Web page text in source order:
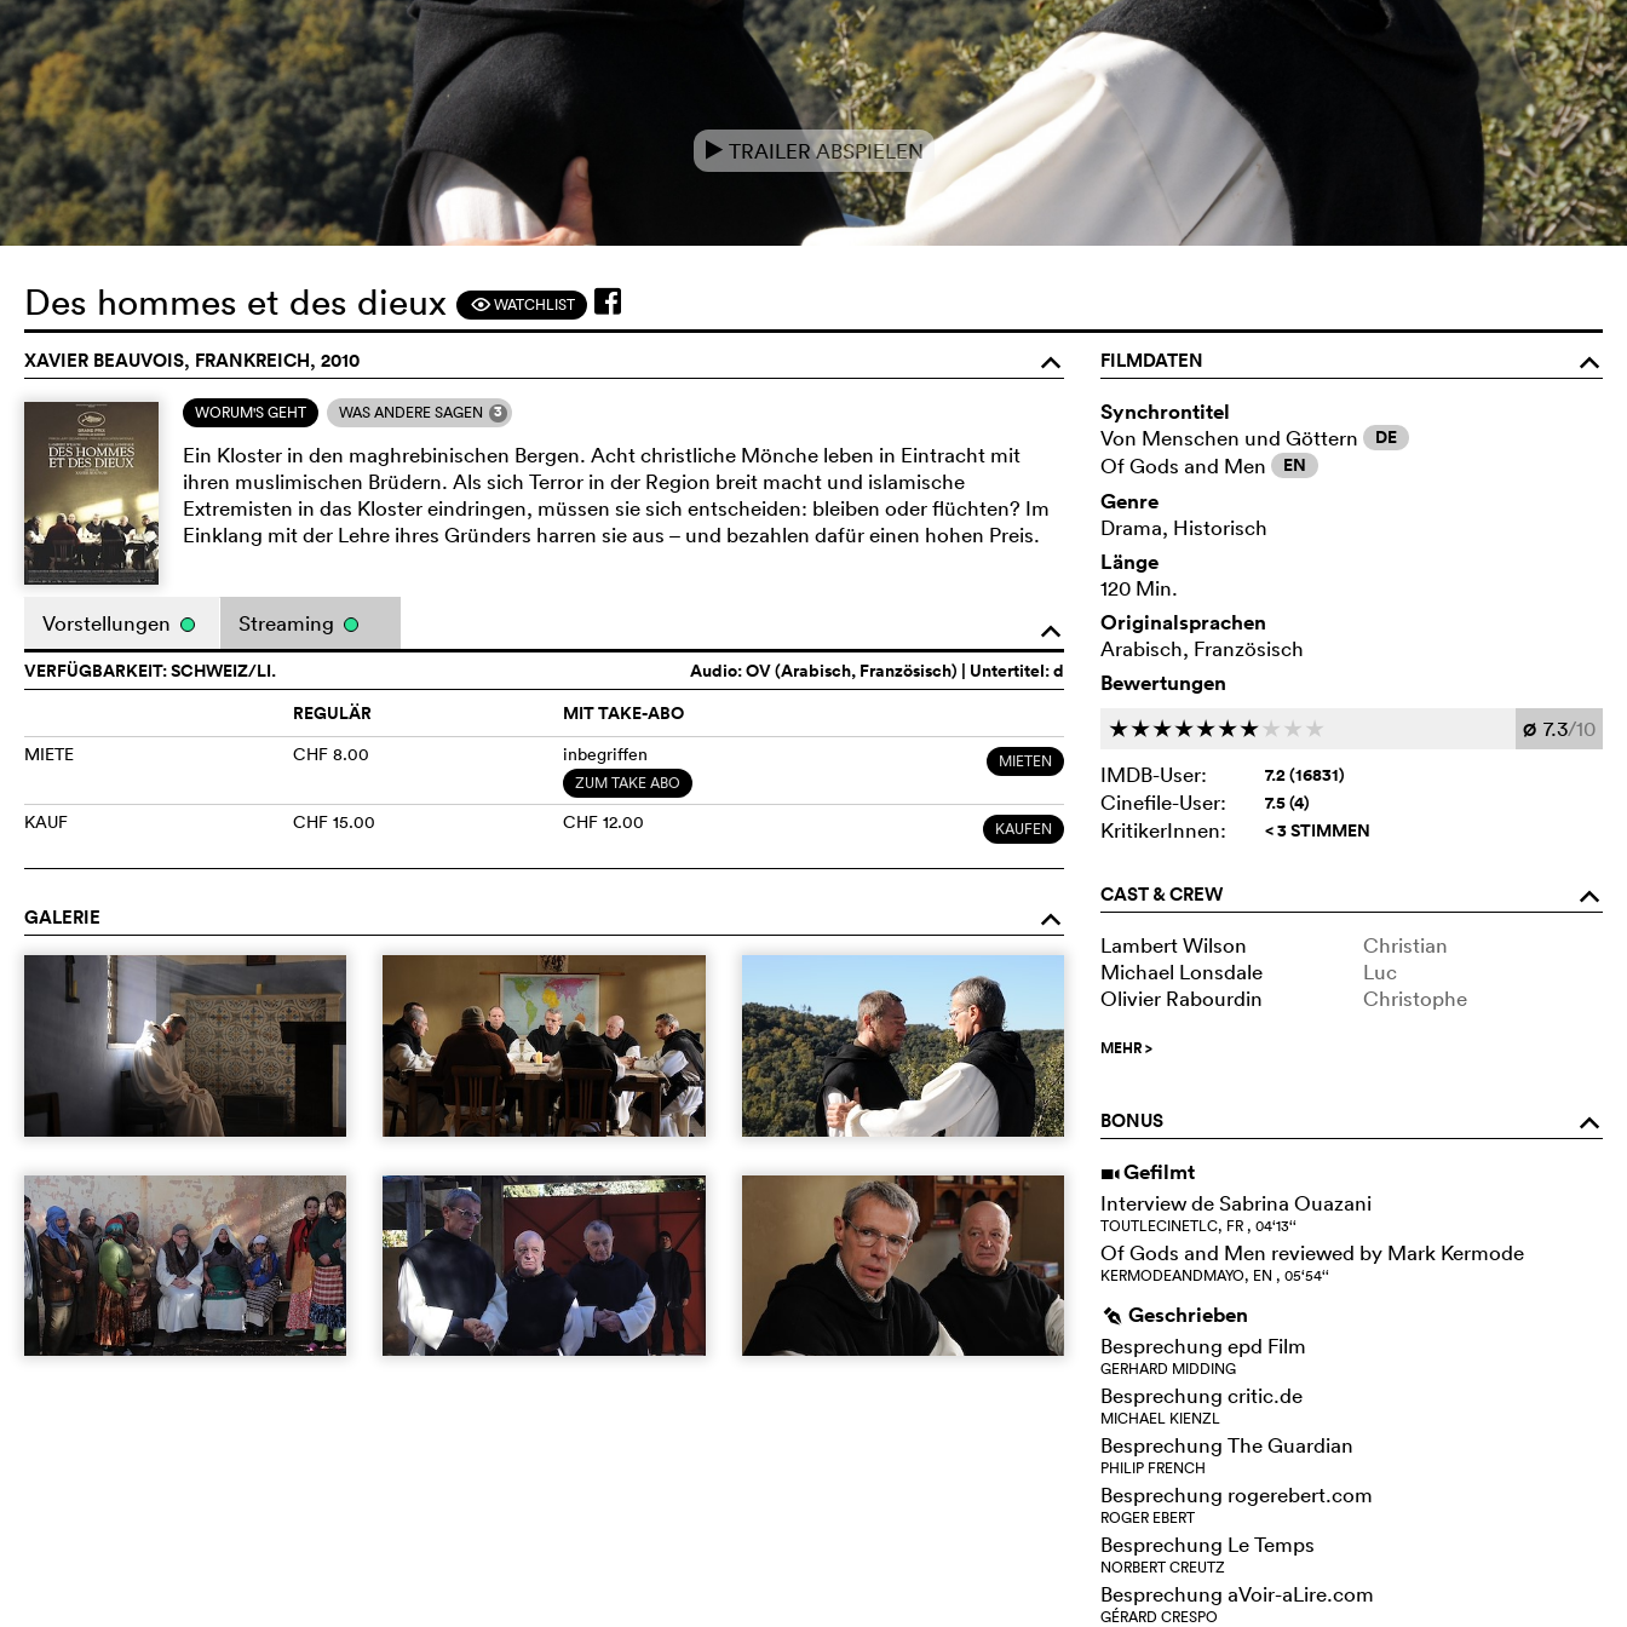
e TRAILER ABSPIELEN
Des hommes et des dieux FWATCHLIST
XAVIER BEAUVOIS, FRANKREICH, 2010 o
WORUM'S GEHT WAS ANDERE SAGEN 3
Ein Kloster in den maghrebinischen Bergen. Acht christliche Mönche leben in Eintracht mit
ihren muslimischen Brüdern. Als sich Terror in der Region breit macht und islamische
Extremisten in das Kloster eindringen, müssen sie sich entscheiden: bleiben oder flüchten? Im
Einklang mit der Lehre ihres Gründers harren sie aus – und bezahlen dafür einen hohen Preis.
o
Vorstellungen Streaming
Audio:OV (Arabisch, Französisch) | Untertitel: d
VERFÜGBARKEIT: SCHWEIZ/LI.
REGULÄR
MIT TAKE-ABO
MIETE CHF 8.00 inbegriffen
ZUM TAKE ABO
MIETEN
KAUF CHF 15.00 CHF 12.00 KAUFEN
GALERIE o
FILMDATEN
o
Synchrontitel
Von Menschen und Göttern DE
Of Gods and Men EN
Genre
Drama, Historisch
Länge
120 Min.
Originalsprachen
Arabisch, Französisch
Bewertungen
ccccccc c c c Ø 7.3/10
IMDB-User:
7.2 (16831)
Cinefile-User: 7.5 (4)
KritikerInnen: < 3 STIMMEN
CAST & CREW o
Lambert Wilson
Christian
Michael Lonsdale
Luc
Olivier Rabourdin
Christophe
MEHR>
BONUS o
i Gefilmt
Interview de Sabrina Ouazani
TOUTLECINETLC, FR , 04‘13‘‘
Of Gods and Men reviewed by Mark Kermode
KERMODEANDMAYO, EN , 05‘54‘‘
g Geschrieben
Besprechung epd Film
GERHARD MIDDING
Besprechung critic.de
MICHAEL KIENZL
Besprechung The Guardian
PHILIP FRENCH
Besprechung rogerebert.com
ROGER EBERT
Besprechung Le Temps
NORBERT CREUTZ
Besprechung aVoir-aLire.com
GÉRARD CRESPO